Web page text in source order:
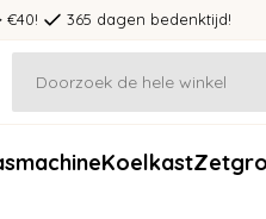
€40! 365 dagen bedenktijd!
Koelkast